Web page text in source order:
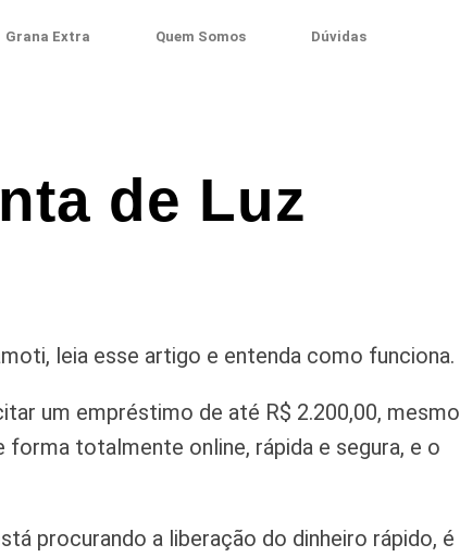
Grana Extra Quem Somos Dúvidas
de Luz
leia esse artigo e entenda como funciona.
um empréstimo de até R$ 2.200,00, mesmo
totalmente online, rápida e segura, e o
procurando a liberação do dinheiro rápido, é